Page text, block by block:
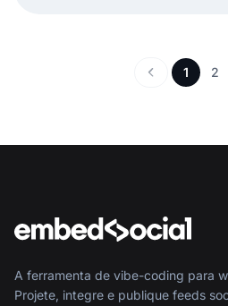
1 2
A ferramenta de vibe-coding para
Projete, integre e publique feeds